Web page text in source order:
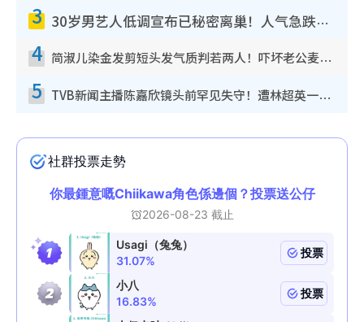
3 30岁男艺人低调宣布已秘密离巢！人气急跌变失踪人口：“这几年过得并不容易”
4 简淑儿染金发剪短头发气质判若两人！吓坏老公麦大力都认不出：“你做什么？”
5 TVB新闻主播陈嘉欣镜头前罕见失守！遭林超英一句话突袭吓坏当场大笑